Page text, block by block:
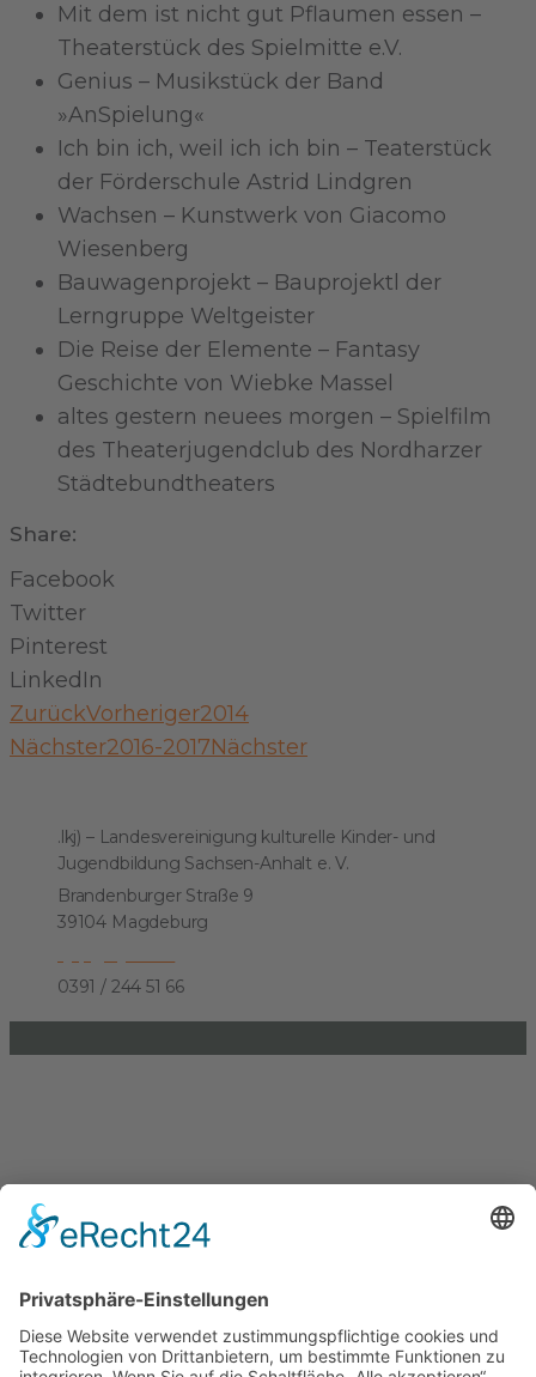
Mit dem ist nicht gut Pflaumen essen –
Theaterstück des Spielmitte e.V.
Genius – Musikstück der Band
»AnSpielung«
Ich bin ich, weil ich ich bin – Teaterstück
der Förderschule Astrid Lindgren
Wachsen – Kunstwerk von Giacomo
Wiesenberg
Bauwagenprojekt – Bauprojektl der
Lerngruppe Weltgeister
Die Reise der Elemente – Fantasy
Geschichte von Wiebke Massel
altes gestern neuees morgen – Spielfilm
des Theaterjugendclub des Nordharzer
Städtebundtheaters
Share:
Facebook
Twitter
Pinterest
LinkedIn
ZurückVorheriger2014
Nächster2016-2017Nächster
.lkj) – Landesvereinigung kulturelle Kinder- und
Jugendbildung Sachsen-Anhalt e. V.
Brandenburger Straße 9
39104 Magdeburg
0391 / 244 51 66
Kontakt